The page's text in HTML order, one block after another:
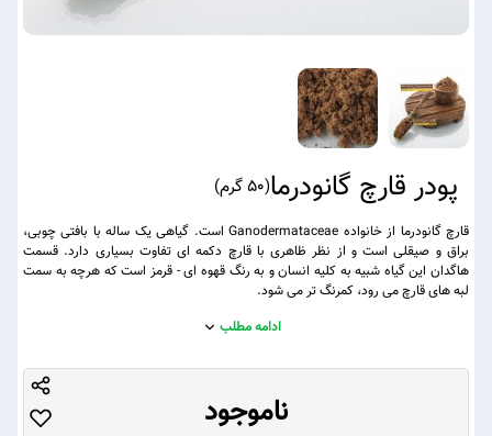
پودر قارچ گانودرما(50 گرم )
قارچ گانودرما از خانواده Ganodermataceae است. گیاهی یک ساله با بافتی چوبی،
براق و صیقلی است و از نظر ظاهری با قارچ دکمه ای تفاوت بسیاری دارد. قسمت
هاگدان این گیاه شبیه به کلیه انسان و به رنگ قهوه ای - قرمز است که هرچه به سمت
لبه های قارچ می رود، کمرنگ تر می شود.
ادامه مطلب
ناموجود